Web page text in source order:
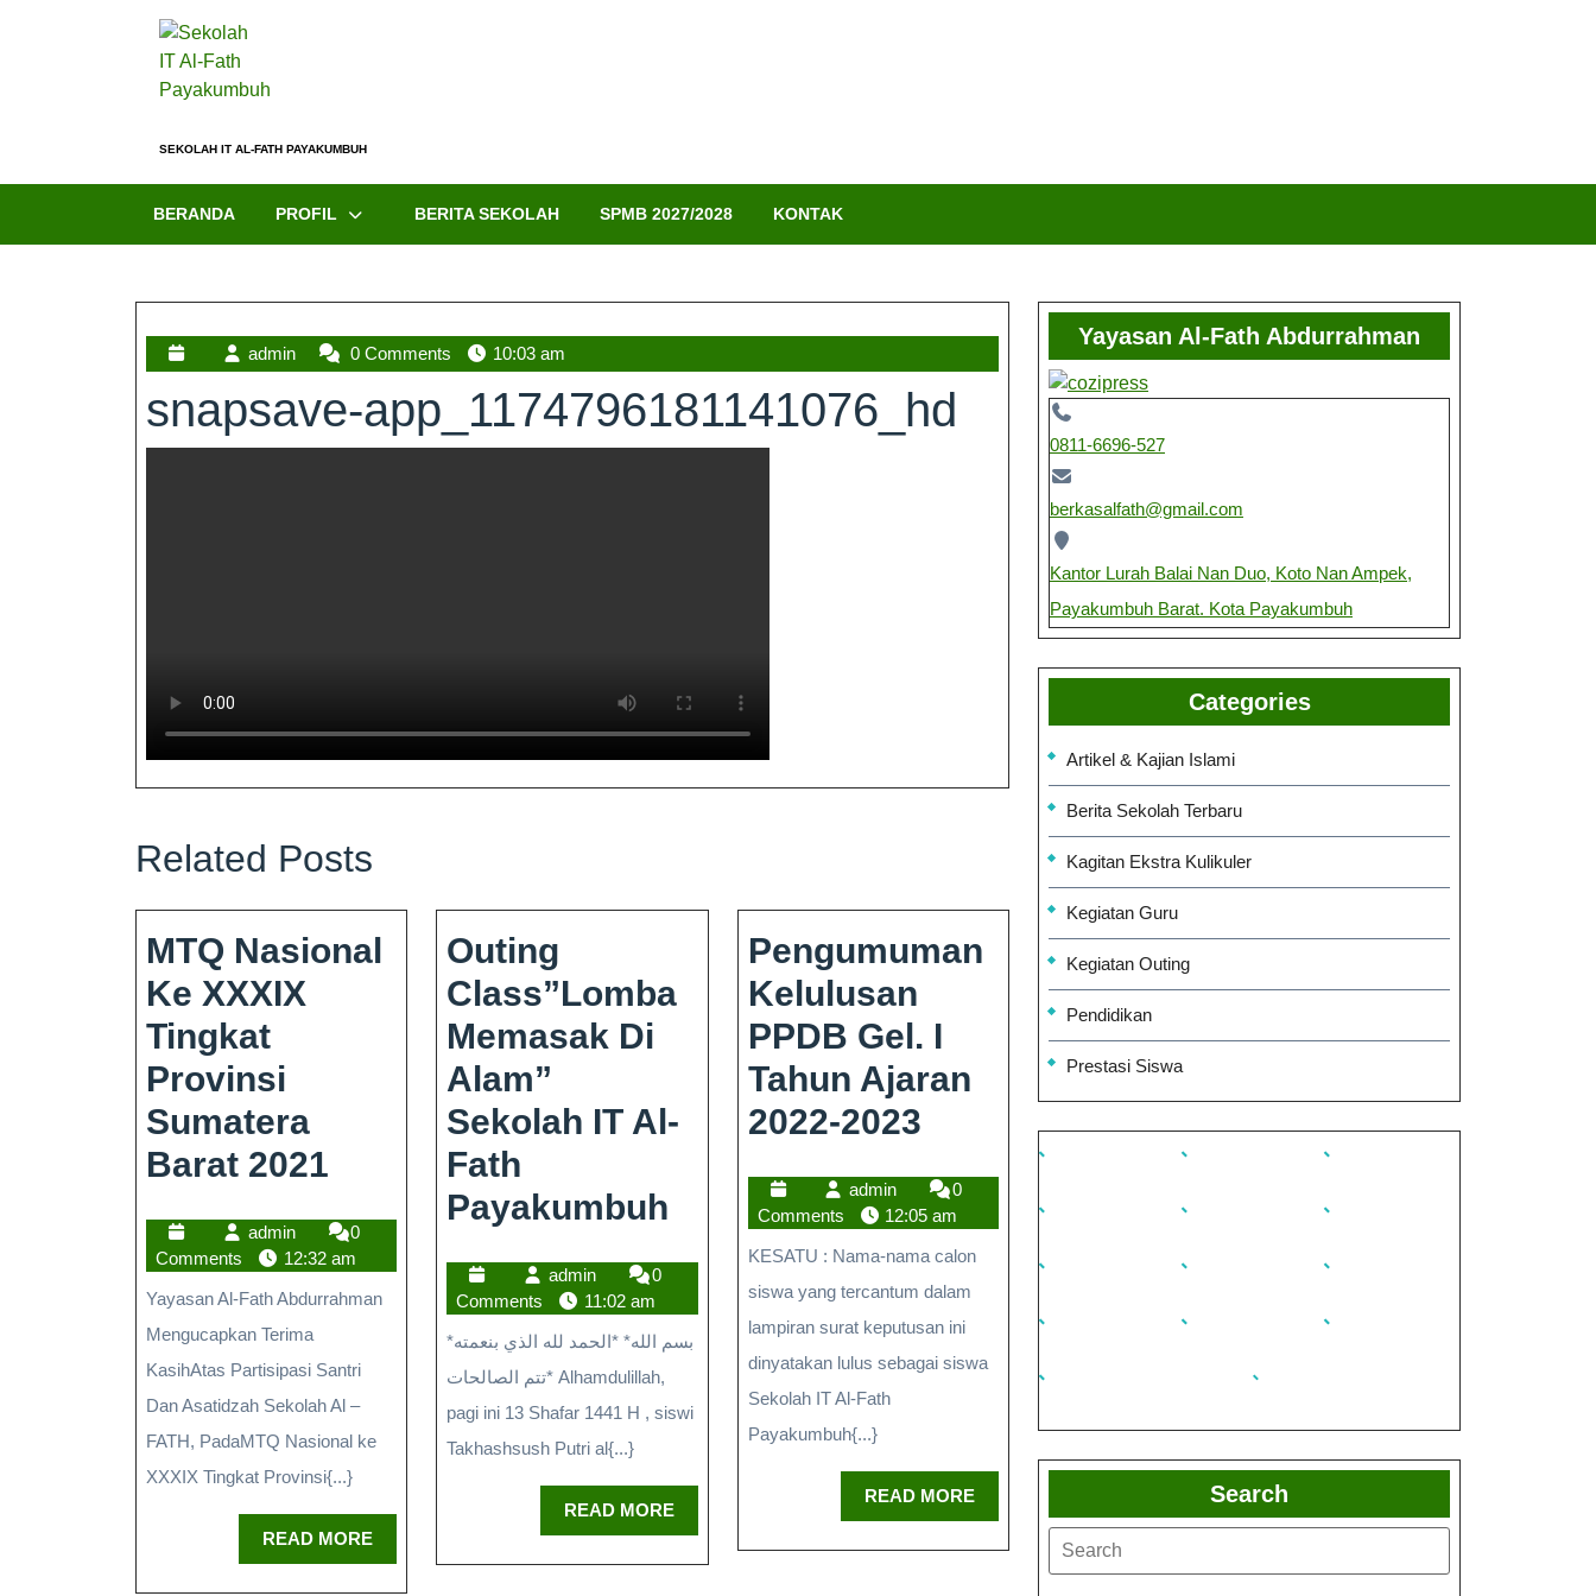
SEKOLAH IT AL-FATH PAYAKUMBUH
BERANDA PROFIL BERITA SEKOLAH SPMB 2027/2028 KONTAK
admin 0 Comments 10:03 am
snapsave-app_1174796181141076_hd
Related Posts
MTQ Nasional
Ke XXXIX
Tingkat
Provinsi
Sumatera
Barat 2021
admin
0
Comments
12:32 am
Yayasan Al-Fath Abdurrahman
Mengucapkan Terima
KasihAtas Partisipasi Santri
Dan Asatidzah Sekolah Al –
FATH, PadaMTQ Nasional ke
XXXIX Tingkat Provinsi{...}
READ MORE
Outing
Class”Lomba
Memasak Di
Alam”
Sekolah IT Al-
Fath
Payakumbuh
admin
0
Comments
11:02 am
*بسم الله* *الحمد لله الذي بنعمته
تتم الصالحات* Alhamdulillah,
pagi ini 13 Shafar 1441 H , siswi
Takhashsush Putri al{...}
READ MORE
Pengumuman
Kelulusan
PPDB Gel. I
Tahun Ajaran
2022-2023
admin
0
Comments
12:05 am
KESATU : Nama-nama calon
siswa yang tercantum dalam
lampiran surat keputusan ini
dinyatakan lulus sebagai siswa
Sekolah IT Al-Fath
Payakumbuh{...}
READ MORE
Yayasan Al-Fath Abdurrahman
0811-6696-527
berkasalfath@gmail.com
Kantor Lurah Balai Nan Duo, Koto Nan Ampek,
Payakumbuh Barat. Kota Payakumbuh
Categories
Artikel & Kajian Islami
Berita Sekolah Terbaru
Kagitan Ekstra Kulikuler
Kegiatan Guru
Kegiatan Outing
Pendidikan
Prestasi Siswa
Search